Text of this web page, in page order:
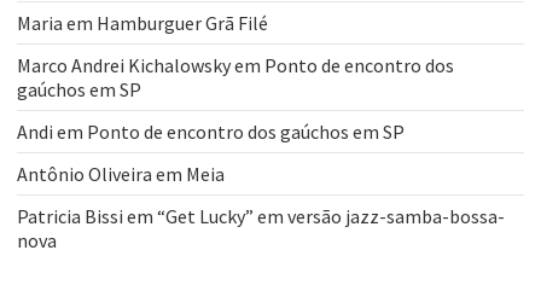
Maria em Hamburguer Grã Filé
Marco Andrei Kichalowskyem Ponto de encontro dos
gaúchos em SP
Andi em Ponto de encontro dos gaúchos em SP
Antônio Oliveira em Meia
Patricia Bissi em “Get Lucky” em versão jazz-samba-bossa-
nova